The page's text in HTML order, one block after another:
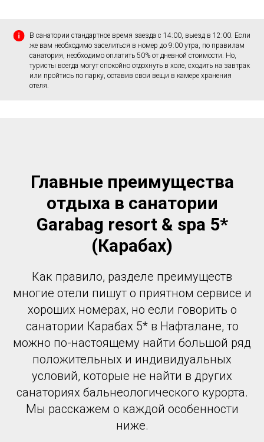
В санатории стандартное время заезда с 14:00, выезд в 12:00. Если
же вам необходимо заселиться в номер до 9:00 утра, по правилам
санатория, необходимо оплатить 50% от дневной стоимости. Но,
туристы всегда могут спокойно отдохнуть в холе, сходить на завтрак
или пройтись по парку, оставив свои вещи в камере хранения
отеля.
Главные преимущества
отдыха в санатории
Garabag resort & spa 5*
(Карабах)
Как правило, разделе преимуществ
многие отели пишут о приятном сервисе и
хороших номерах, но если говорить о
санатории Карабах 5* в Нафталане, то
можно по-настоящему найти большой ряд
положительных и индивидуальных
условий, которые не найти в других
санаториях бальнеологического курорта.
Мы расскажем о каждой особенности
ниже.